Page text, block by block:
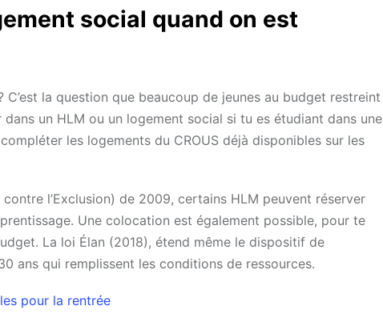
social quand on est
la question que beaucoup de jeunes au budget restreint
un HLM ou un logement social si tu es étudiant dans une
les logements du CROUS déjà disponibles sur les
l’Exclusion) de 2009, certains HLM peuvent réserver
Une colocation est également possible, pour te
La loi Élan (2018), étend même le dispositif de
ans qui remplissent les conditions de ressources.
pour la rentrée